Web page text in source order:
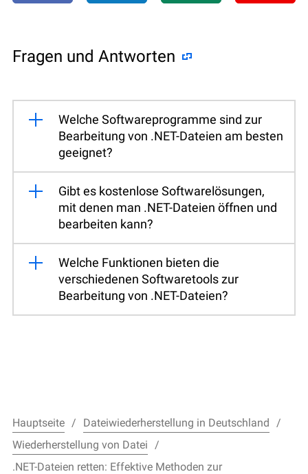
Fragen und Antworten
Welche Softwareprogramme sind zur
Bearbeitung von .NET-Dateien am besten
geeignet?
Gibt es kostenlose Softwarelösungen,
mit denen man .NET-Dateien öffnen und
bearbeiten kann?
Welche Funktionen bieten die
verschiedenen Softwaretools zur
Bearbeitung von .NET-Dateien?
Hauptseite
Dateiwiederherstellung in Deutschland
Wiederherstellung von Datei
.NET-Dateien retten: Effektive Methoden zur